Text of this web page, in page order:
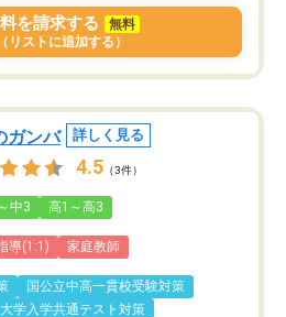
を請求する
無料
（リストに追加する）
ガンバ 詳しく見る
4.5 （3件）
中3 高1～高3
導(1:1) 家庭教師
国公立中高一貫校受験対策
大学入学共通テスト対策